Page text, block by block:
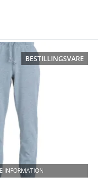
BESTILLINGSVARE
INFORMATION